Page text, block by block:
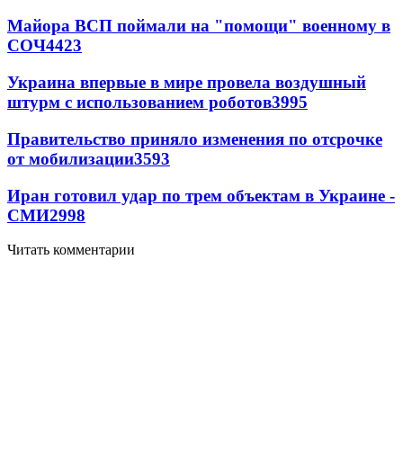
Майора ВСП поймали на "помощи" военному в
СОЧ4423
Украина впервые в мире провела воздушный
штурм с использованием роботов3995
Правительство приняло изменения по отсрочке
от мобилизации3593
Иран готовил удар по трем объектам в Украине -
СМИ2998
Читать комментарии